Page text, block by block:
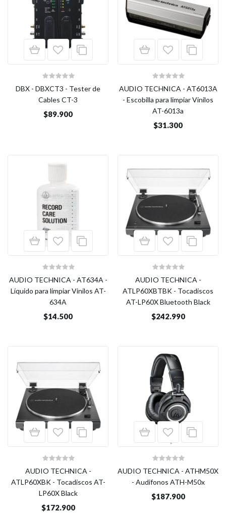
DBX - DBXCT3 - Tester de
Cables CT-3
$89.900
AUDIO TECHNICA - AT6013A
- Escobilla para limpiar Vinilos
AT-6013a
$31.300
AUDIO TECHNICA - AT634A -
Líquido para limpiar Vinilos AT-
634A
$14.500
AUDIO TECHNICA -
ATLP60XBTBK - Tocadiscos
AT-LP60X Bluetooth Black
$242.990
AUDIO TECHNICA -
ATLP60XBK - Tocadiscos AT-
LP60X Black
$172.900
AUDIO TECHNICA - ATHM50X
- Audifonos ATH-M50x
$187.900